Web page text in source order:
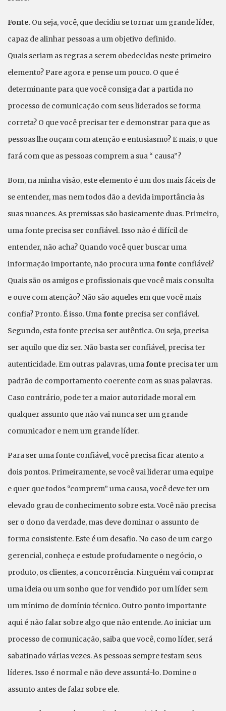
Fonte. Ou seja, você, que decidiu se tornar um grande líder,
capaz de alinhar pessoas a um objetivo definido.
Quais seriam as regras a serem obedecidas neste primeiro
elemento? Pare agora e pense um pouco. O que é
determinante para que você consiga dar a partida no
processo de comunicação com seus liderados se forma
correta? O que você precisar ter e demonstrar para que as
pessoas lhe ouçam com atenção e entusiasmo? E mais, o que
fará com que as pessoas comprem a sua “ causa”?
Bom, na minha visão, este elemento é um dos mais fáceis de
se entender, mas nem todos dão a devida importância às
suas nuances. As premissas são basicamente duas. Primeiro,
uma fonte precisa ser confiável. Isso não é difícil de
entender, não acha? Quando você quer buscar uma
informação importante, não procura umafonte confiável?
Quais são os amigos e profissionais que você mais consulta
e ouve com atenção? Não são aqueles em que você mais
confia? Pronto. É isso. Umafonte precisa ser confiável.
Segundo, esta fonte precisa ser autêntica. Ou seja, precisa
ser aquilo que diz ser. Não basta ser confiável, precisa ter
autenticidade. Em outras palavras, umafonte precisa ter um
padrão de comportamento coerente com as suas palavras.
Caso contrário, pode ter a maior autoridade moral em
qualquer assunto que não vai nunca ser um grande
comunicador e nem um grande líder.
Para ser uma fonte confiável, você precisa ficar atento a
dois pontos. Primeiramente, se você vai liderar uma equipe
e quer que todos “comprem” uma causa, você deve ter um
elevado grau de conhecimento sobre esta. Você não precisa
ser o dono da verdade, mas deve dominar o assunto de
forma consistente. Este é um desafio. No caso de um cargo
gerencial, conheça e estude profudamente o negócio, o
produto, os clientes, a concorrência. Ninguém vai comprar
uma ideia ou um sonho que for vendido por um líder sem
um mínimo de domínio técnico. Outro ponto importante
aqui é não falar sobre algo que não entende. Ao iniciar um
processo de comunicação, saiba que você, como líder, será
sabatinado várias vezes. As pessoas sempre testam seus
líderes. Isso é normal e não deve assuntá-lo. Domine o
assunto antes de falar sobre ele.